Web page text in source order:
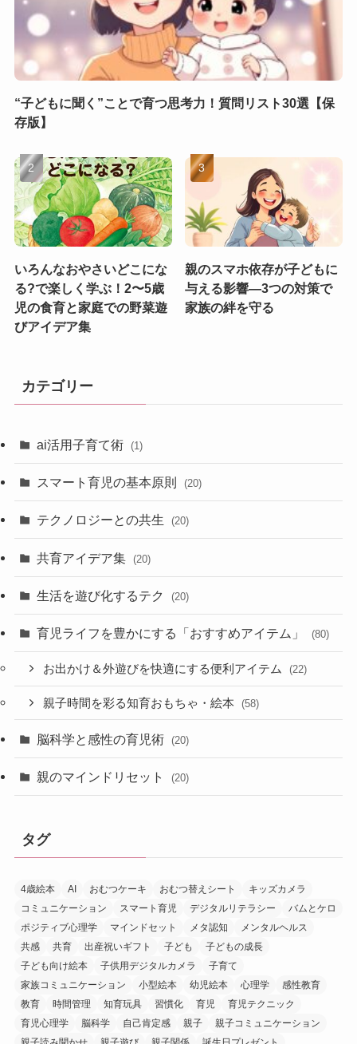
“子どもに聞く”ことで育つ思考力！質問リスト30選【保
存版】
いろんなおやさいどこにな
る?で楽しく学ぶ！2〜5歳
児の食育と家庭での野菜遊
びアイデア集
親のスマホ依存が子どもに
与える影響—3つの対策で
家族の絆を守る
カテゴリー
ai活用子育て術 (1)
スマート育児の基本原則 (20)
テクノロジーとの共生 (20)
共育アイデア集 (20)
生活を遊び化するテク (20)
育児ライフを豊かにする「おすすめアイテム」 (80)
お出かけ＆外遊びを快適にする便利アイテム (22)
親子時間を彩る知育おもちゃ・絵本 (58)
脳科学と感性の育児術 (20)
親のマインドリセット (20)
タグ
4歳絵本 AI おむつケーキ おむつ替えシート
キッズカメラ
コミュニケーション
スマート育児 デジタルリテラシー
バムとケロ
ポジティブ心理学
マインドセット メタ認知
メンタルヘルス
共感
共育 出産祝いギフト 子ども
子どもの成長
子ども向け絵本
子供用デジタルカメラ
子育て
家族コミュニケーション
小型絵本 幼児絵本 心理学
感性教育
教育
時間管理 知育玩具 習慣化 育児
育児テクニック
育児心理学
脳科学 自己肯定感 親子
親子コミュニケーション